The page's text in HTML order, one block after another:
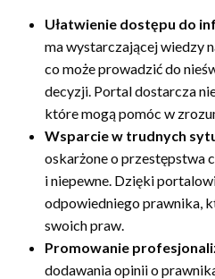
Ułatwienie dostępu do
ma wystarczającej wiedzy
co może prowadzić do
decyzji. Portal dostarcza
które mogą pomóc w
Wsparcie w trudnych
oskarżone o przestępstwa
i niepewne. Dzięki
odpowiedniego prawnika,
swoich praw.
Promowanie
dodawania opinii o